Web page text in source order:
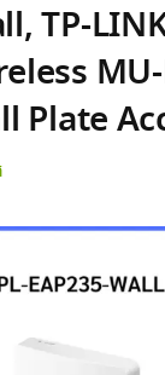
TP-
Plate